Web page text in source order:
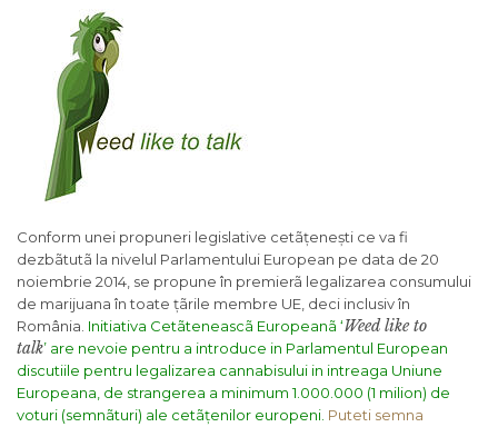
Conform unei propuneri legislative cetãțenești ce va fi
dezbãtutã la nivelul Parlamentului European pe data de 20
noiembrie 2014, se propune în premierã legalizarea consumului
de marijuana în toate țãrile membre UE, deci inclusiv în
România. Initiativa Cetãteneascã Europeanã ‘Weed like to
talk’ are nevoie pentru a introduce in Parlamentul European
discutiile pentru legalizarea cannabisului in intreaga Uniune
Europeana, de strangerea a minimum 1.000.000 (1 milion) de
voturi (semnãturi) ale cetãțenilor europeni. Puteti semna